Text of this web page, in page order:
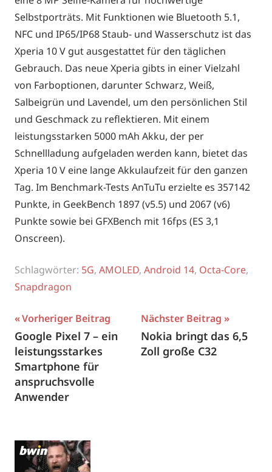
Selbstporträts. Mit Funktionen wie Bluetooth 5.1,
NFC und IP65/IP68 Staub- und Wasserschutz ist das
Xperia 10 V gut ausgestattet für den täglichen
Gebrauch. Das neue Xperia gibts in einer Vielzahl
von Farboptionen, darunter Schwarz, Weiß,
Salbeigrün und Lavendel, um den persönlichen Stil
und Geschmack zu reflektieren. Mit einem
leistungsstarken 5000 mAh Akku, der per
Schnellladung aufgeladen werden kann, bietet das
Xperia 10 V eine lange Akkulaufzeit für den ganzen
Tag. Im Benchmark-Tests AnTuTu erzielte es 357142
Punkte, in GeekBench 1897 (v5.5) und 2067 (v6)
Punkte sowie bei GFXBench mit 16fps (ES 3,1
Onscreen).
Schlagwörter: 5G, AMOLED, Android 14, Octa-Core,
Snapdragon
Beitragsnavigation
Vorheriger Beitrag
Google Pixel 7 – ein
leistungsstarkes
Smartphone für
anspruchsvolle
Anwender
Nächster Beitrag
Nokia bringt das 6,5
Zoll große C32